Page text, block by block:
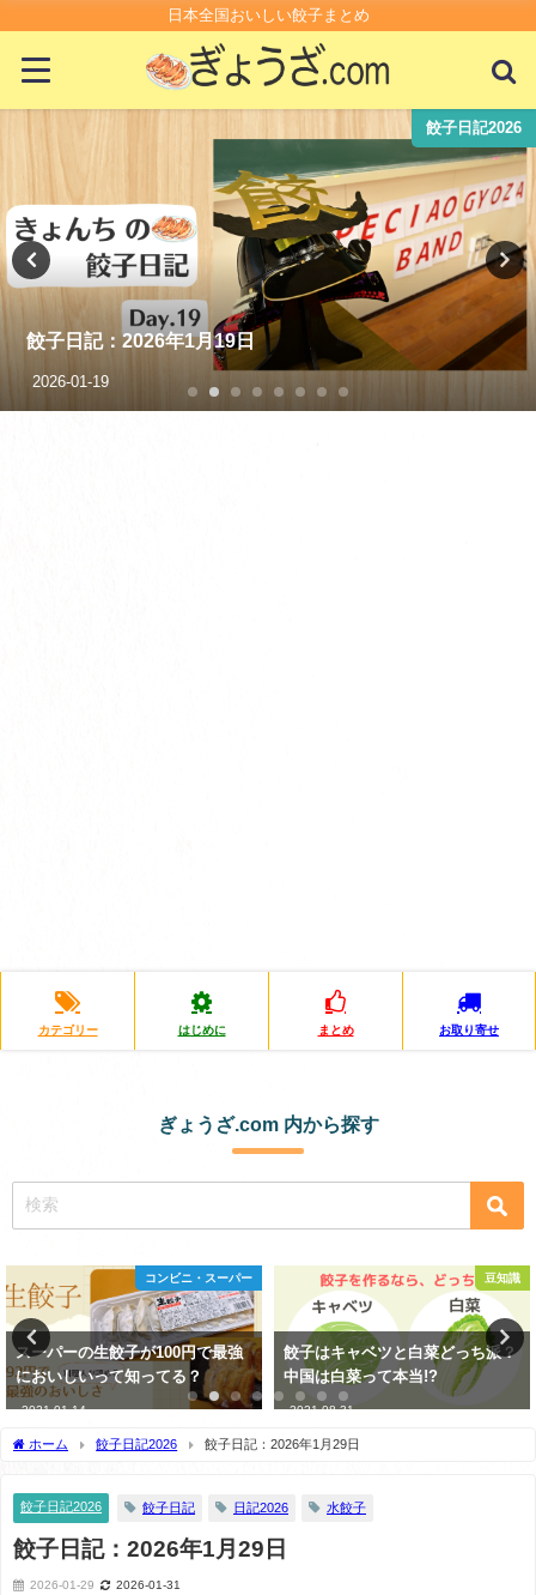
日本全国おいしい餃子まとめ
餃子日記
餃子日記：2026年3月27日
2026-03-27
カテゴリー はじめに まとめ お取り寄せ
ぎょうざ.com 内から探す
豆知識
餃子はキャベツと白菜どっち派？
中国は白菜って本当!?
2021-08-31
外国の餃
2025年きょんちの餃子活動記録
2025-12-22
ホーム 餃子日記2026 餃子日記：2026年1月29日
餃子日記2026 餃子日記 日記2026 水餃子
餃子日記：2026年1月29日
2026-01-29 2026-01-31